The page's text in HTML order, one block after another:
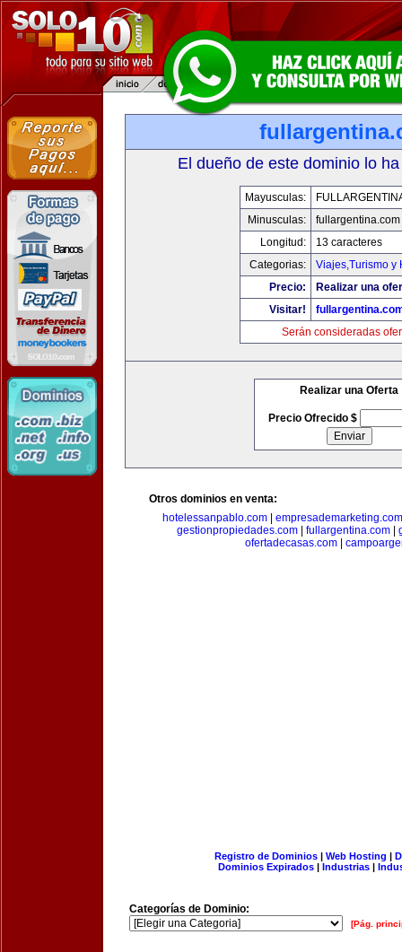
El dueño de este dominio lo
Mayusculas:
Minusculas:
fullargentina.com
Longitud:
13 caracteres
Categorias:
Viajes,Turismo y
Precio:
Realizar una
Visitar!
Serán consideradas
Realizar una Oferta
Precio Ofrecido $
Otros dominios en venta:
hotelessanpablo.com| empresademarketing.com
gestionpropiedades.com
fullargentina.com
ofertadecasas.com|
Registro de Dominios| Web Hosting |
Dominios Expirados | Industrias |
Categorías de Dominio:
[Pág.